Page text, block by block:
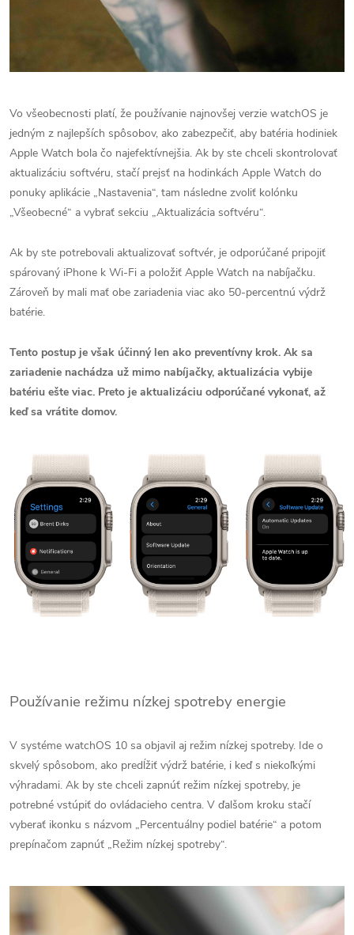
Vo všeobecnosti platí, že používanie najnovšej verzie watchOS je
jedným z najlepších spôsobov, ako zabezpečiť, aby batéria hodiniek
Apple Watch bola čo najefektívnejšia. Ak by ste chceli skontrolovať
aktualizáciu softvéru, stačí prejsť na hodinkách Apple Watch do
ponuky aplikácie „Nastavenia“, tam následne zvoliť kolónku
„Všeobecné“ a vybrať sekciu „Aktualizácia softvéru“.
Ak by ste potrebovali aktualizovať softvér, je odporúčané pripojiť
spárovaný iPhone k Wi-Fi a položiť Apple Watch na nabíjačku.
Zároveň by mali mať obe zariadenia viac ako 50-percentnú výdrž
batérie.
Tento postup je však účinný len ako preventívny krok. Ak sa
zariadenie nachádza už mimo nabíjačky, aktualizácia vybije
batériu ešte viac. Preto je aktualizáciu odporúčané vykonať, až
keď sa vrátite domov.
Používanie režimu nízkej spotreby energie
V systéme watchOS 10 sa objavil aj režim nízkej spotreby. Ide o
skvelý spôsobom, ako predĺžiť výdrž batérie, i keď s niekoľkými
výhradami. Ak by ste chceli zapnúť režim nízkej spotreby, je
potrebné vstúpiť do ovládacieho centra. V ďalšom kroku stačí
vyberať ikonku s názvom „Percentuálny podiel batérie“ a potom
prepínačom zapnúť „Režim nízkej spotreby“.